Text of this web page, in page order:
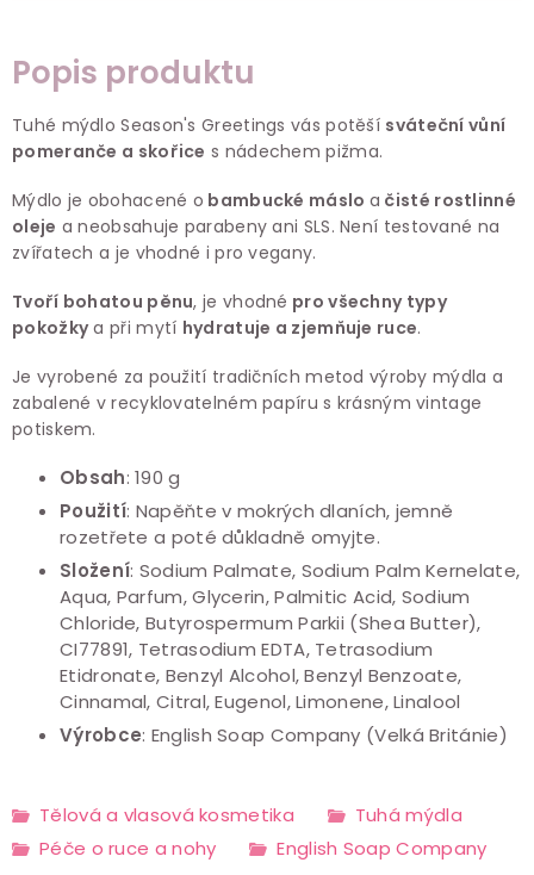
Popis produktu
Tuhé mýdlo Season's Greetings vás potěší sváteční vůní
pomeranče a skořice s nádechem pižma.
Mýdlo je obohacené o bambucké máslo a čisté rostlinné
oleje a neobsahuje parabeny ani SLS. Není testované na
zvířatech a je vhodné i pro vegany.
Tvoří bohatou pěnu, je vhodné pro všechny typy
pokožkya při mytí hydratuje a zjemňuje ruce.
Je vyrobené za použití tradičních metod výroby mýdla a
zabalené v recyklovatelném papíru s krásným vintage
potiskem.
Obsah: 190 g
Použití: Napěňte v mokrých dlaních, jemně
rozetřete a poté důkladně omyjte.
Složení: Sodium Palmate, Sodium Palm Kernelate,
Aqua, Parfum, Glycerin, Palmitic Acid, Sodium
Chloride, Butyrospermum Parkii (Shea Butter),
CI77891, Tetrasodium EDTA, Tetrasodium
Etidronate, Benzyl Alcohol, Benzyl Benzoate,
Cinnamal, Citral, Eugenol, Limonene, Linalool
Výrobce: English Soap Company (Velká Británie)
Tělová a vlasová kosmetika
Tuhá mýdla
Péče o ruce a nohy
English Soap Company